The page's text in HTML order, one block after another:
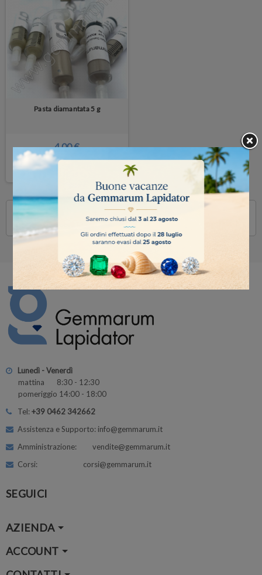
Pasta diamantata 5 g
4,00 €
DETTAGLI
Visualizzati 1-1 su 1 articoli
Lunedì - Venerdì
mattina 8:30 - 12:30
pomeriggio 14:00 - 18:00
Tel:+39 0462 342662
Assistenza e Supporto: info@gemmarum.it
Amministrazione: vendite@gemmarum.it
Corsi: corsi@gemmarum.it
SEGUICI
AZIENDA
ACCOUNT